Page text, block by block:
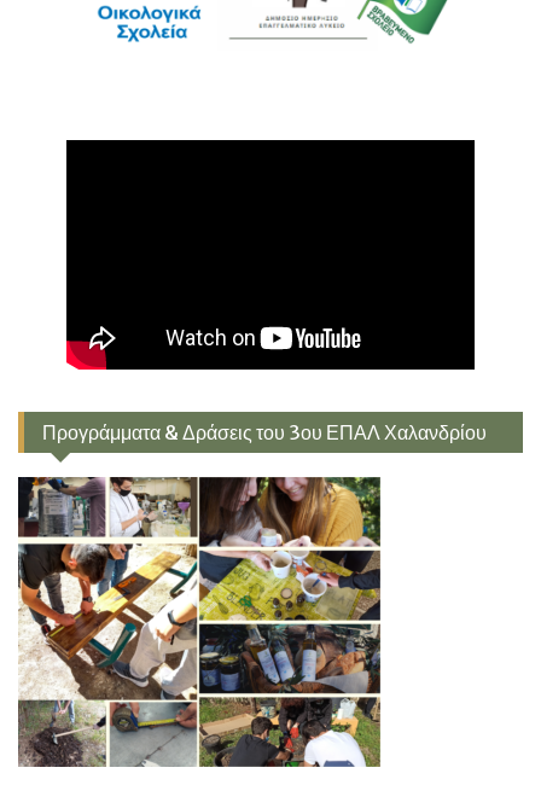
Προγράμματα & Δράσεις του 3ου ΕΠΑΛ Χαλανδρίου